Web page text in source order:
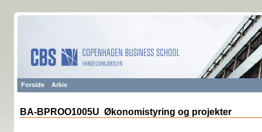
Forside Arkiv
BA-BPROO1005U Økonomistyring og projekter